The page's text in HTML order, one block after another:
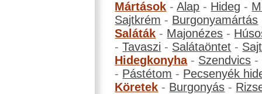
Mártások -Alap - Hideg -
Sajtkrém - Burgonyamártás
Saláták - Majonézes -
-Tavaszi - Salátaöntet -
Hidegkonyha- Szendvics -
- Pástétom - Pecsenyék
Köretek - Burgonyás -